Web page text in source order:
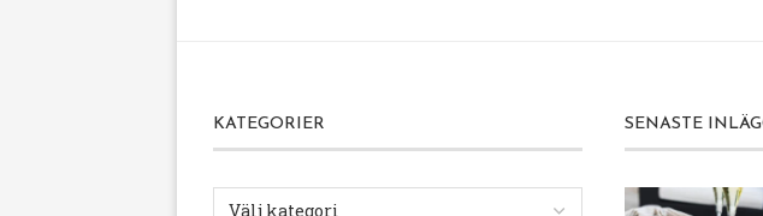
KATEGORIER SENASTE